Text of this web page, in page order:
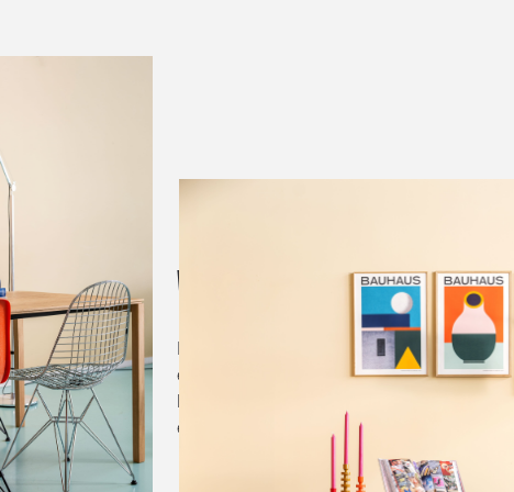
inmiddels
én ik
Wat is je beste aankoop
DKR-stoel
in
eetkamerstoel, maar hij past werkelijk
leuk aan de tafel, maar is het ook een
elke keer als ik ‘m zie, word ik opnieuw